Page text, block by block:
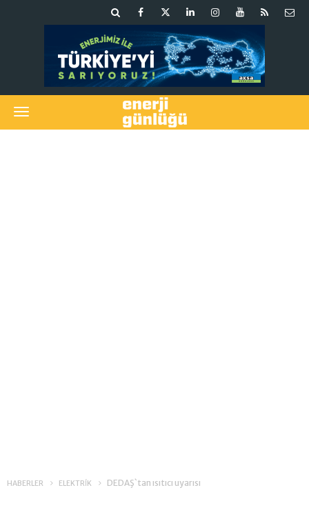
HABERLER ELEKTRİK DEDAŞ`tan ısıtıcı uyarısı